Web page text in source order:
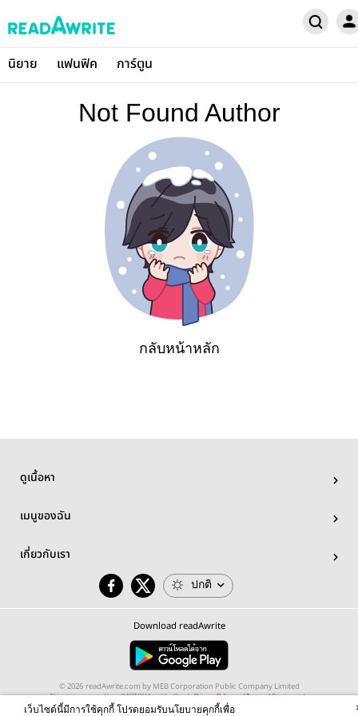
นิยาย แฟนฟิค การ์ตูน
Not Found Author
กลับหน้าหลัก
ดูเนื้อหา
เมนูของฉัน
เกี่ยวกับเรา
ปกติ
Download readAwrite
© 2026 readAwrite.com by MEB Corporation Public Company Limited
This site is protected by reCAPTCHA and the GooglePrivacy PolicyandTerms of Serviceapply.
เว็บไซต์นี้มีการใช้คุกกี้ โปรดยอมรับนโยบายคุกกี้เพื่อ